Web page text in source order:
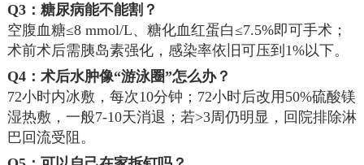
Q3：糖尿病能不能割？
空腹血糖≤8 mmol/L、糖化血红蛋白≤7.5%即可手术；
术前术后需胰岛素强化，感染率依旧可压到1%以下。
Q4：术后水肿像“游泳圈”怎么办？
72小时内冰敷，每次10分钟；72小时后改用50%硫酸镁
湿热敷，一般7-10天消退；若>3周仍明显，回院排除淋
巴回流受阻。